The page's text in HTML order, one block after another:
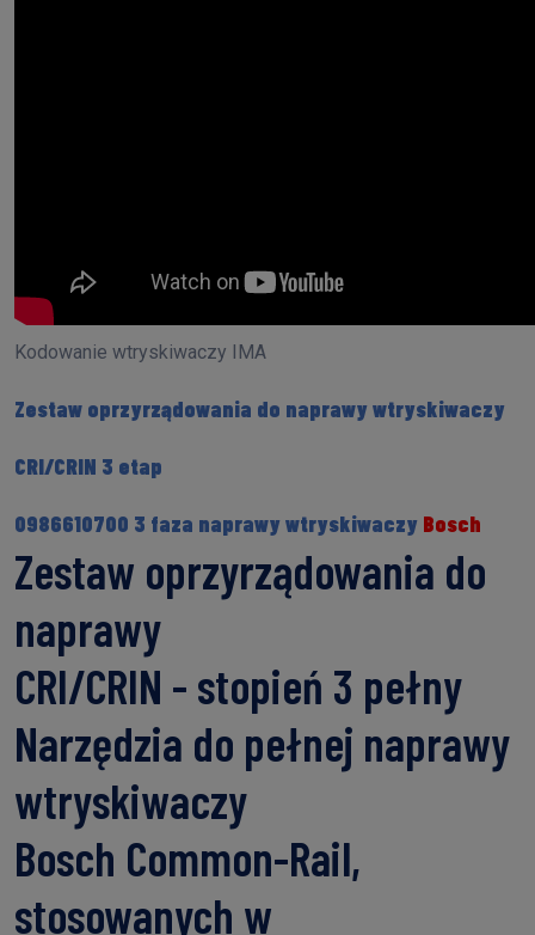
Kodowanie wtryskiwaczy IMA
Zestaw oprzyrządowania do naprawy wtryskiwaczy
CRI/CRIN 3 etap
0986610700 3 faza naprawy wtryskiwaczy Bosch
Zestaw oprzyrządowania do
naprawy
CRI/CRIN - stopień 3 pełny
Narzędzia do pełnej naprawy
wtryskiwaczy
Bosch Common-Rail,
stosowanych w